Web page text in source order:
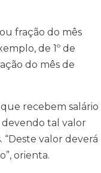
fração do mês
de 1º de
do mês de
recebem salário
devendo tal valor
valor deverá
orienta.